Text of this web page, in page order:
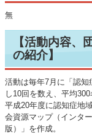
無
【活動内容、
の紹介】
活動は毎年7月に「認
し10回を数え、平均300
平成20年度に認知症地
会資源マップ（インタ
版）」を作成。